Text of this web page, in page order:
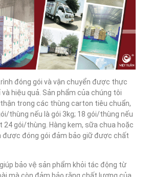
đóng gói và vận chuyển được thực
hiệu quả. Sản phẩm của chúng tôi
trong các thùng carton tiêu chuẩn,
thùng nếu là gói 3kg; 18 gói/thùng nếu
24 gói/thùng. Hàng kem, sữa chua hoặc
được đóng gói đảm bảo giữ được chất
bảo vệ sản phẩm khỏi tác động từ
mà còn đảm bảo rằng chất lượng của